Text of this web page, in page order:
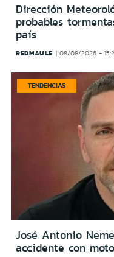
Dirección
probables
país
REDMAULE 08/08/2026 -
TENDENCIAS
José Antonio
accidente con